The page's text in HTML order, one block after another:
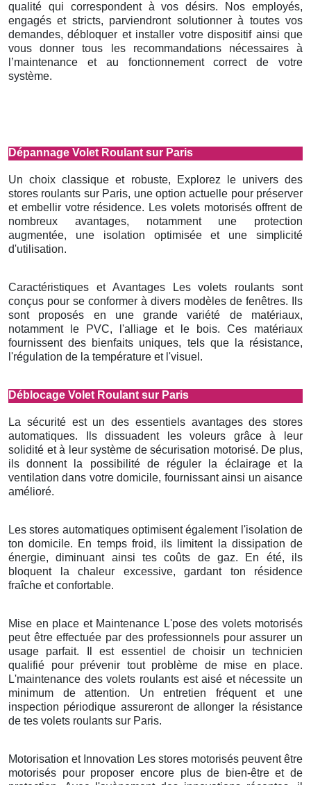
qualité qui correspondent à vos désirs. Nos employés,
engagés et stricts, parviendront solutionner à toutes vos
demandes, débloquer et installer votre dispositif ainsi que
vous donner tous les recommandations nécessaires à
l’maintenance et au fonctionnement correct de votre
système.
Dépannage Volet Roulant sur Paris
Un choix classique et robuste, Explorez le univers des
stores roulants sur Paris, une option actuelle pour préserver
et embellir votre résidence. Les volets motorisés offrent de
nombreux avantages, notamment une protection
augmentée, une isolation optimisée et une simplicité
d'utilisation.
Caractéristiques et Avantages Les volets roulants sont
conçus pour se conformer à divers modèles de fenêtres. Ils
sont proposés en une grande variété de matériaux,
notamment le PVC, l'alliage et le bois. Ces matériaux
fournissent des bienfaits uniques, tels que la résistance,
l'régulation de la température et l'visuel.
Déblocage Volet Roulant sur Paris
La sécurité est un des essentiels avantages des stores
automatiques. Ils dissuadent les voleurs grâce à leur
solidité et à leur système de sécurisation motorisé. De plus,
ils donnent la possibilité de réguler la éclairage et la
ventilation dans votre domicile, fournissant ainsi un aisance
amélioré.
Les stores automatiques optimisent également l'isolation de
ton domicile. En temps froid, ils limitent la dissipation de
énergie, diminuant ainsi tes coûts de gaz. En été, ils
bloquent la chaleur excessive, gardant ton résidence
fraîche et confortable.
Mise en place et Maintenance L'pose des volets motorisés
peut être effectuée par des professionnels pour assurer un
usage parfait. Il est essentiel de choisir un technicien
qualifié pour prévenir tout problème de mise en place.
L'maintenance des volets roulants est aisé et nécessite un
minimum de attention. Un entretien fréquent et une
inspection périodique assureront de allonger la résistance
de tes volets roulants sur Paris.
Motorisation et Innovation Les stores motorisés peuvent être
motorisés pour proposer encore plus de bien-être et de